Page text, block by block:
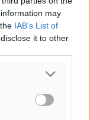
may
IAB’s List of
it to other